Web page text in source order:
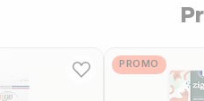
PROMO